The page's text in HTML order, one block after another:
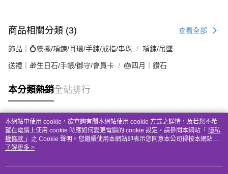
商品相關分類 (3) 查看全部
飾品｜💍靈擺/項鍊/耳環/手鍊/戒指/串珠 項鍊/吊墜
送禮｜🎁生日石/手帳/御守/會員卡 🎂四月｜鑽石
本分類熱銷全站排行
熱門標籤
本網站中使用 cookie，欲查詢有關本網站使用 cookie 方式之詳情，及若您不希
望在電腦上使用 cookie 時應如何變更電腦的 cookie 設定，請參閱本網站「 隱私
權條款 」之 Cookie 聲明。您繼續使用本網站即表示您同意本公司得按本網站使
用條款之 Cookie 聲明使用 cookie。
了解更多 >